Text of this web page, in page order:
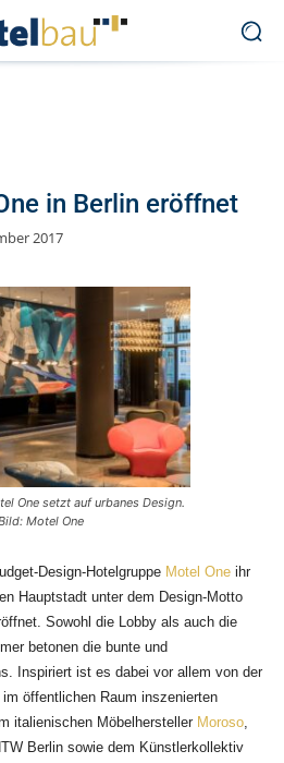
in Berlin eröffnet
2017
One setzt auf urbanes Design.
Motel One
Design-Hotelgruppe Motel One ihr
Hauptstadt unter dem Design-Motto
Sowohl die Lobby als auch die
betonen die bunte und
Inspiriert ist es dabei vor allem von der
öffentlichen Raum inszenierten
italienischen Möbelhersteller Moroso,
Berlin sowie dem Künstlerkollektiv